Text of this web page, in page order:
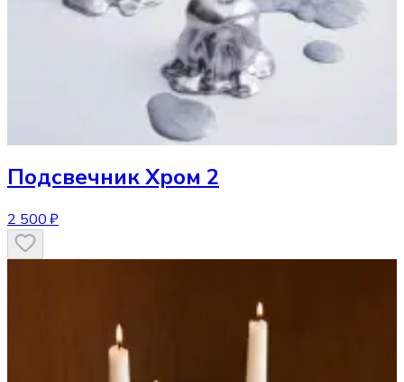
ПодсвечникХром 2
2 500 ₽